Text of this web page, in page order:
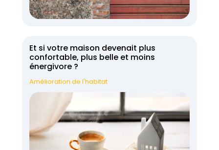
Et si votre maison devenait plus
confortable, plus belle et moins
énergivore ?
Amélioration de l'habitat